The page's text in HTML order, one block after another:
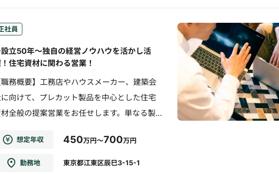
社員
立50年～独自の経営ノウハウを活かし活
住宅資材に関わる営業！
職務概要】工務店やハウスメーカー、建築会
向けて、プレカット製品を中心とした住宅
全般の提案営業をお任せします。単なる製
わせて最適な商材を提案し、住宅づくりをト
タルで支援していく仕事です。【職務詳細】
想定年収 450万円～700万円
勤務地 東京都江東区辰巳3-15-1